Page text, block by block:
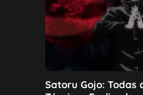
Satoru Gojo: Todas